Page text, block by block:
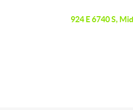
924 E 6740 S,